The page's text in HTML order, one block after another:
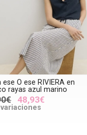
ese O ese RIVIERA en
rayas azul marino
48,93€